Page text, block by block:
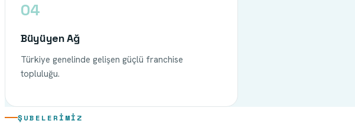
04
Büyüyen Ağ
Türkiye genelinde gelişen güçlü franchise
topluluğu.
ŞUBELERIMIZ